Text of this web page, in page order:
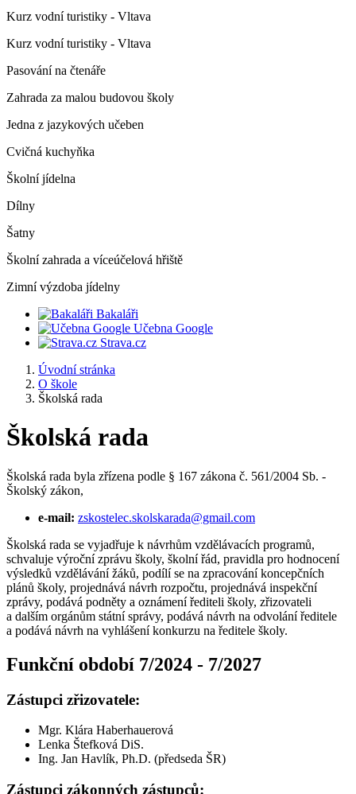
Kurz vodní turistiky - Vltava
Kurz vodní turistiky - Vltava
Pasování na čtenáře
Zahrada za malou budovou školy
Jedna z jazykových učeben
Cvičná kuchyňka
Školní jídelna
Dílny
Šatny
Školní zahrada a víceúčelová hřiště
Zimní výzdoba jídelny
Bakaláři
Učebna Google
Strava.cz
Úvodní stránka
O škole
Školská rada
Školská rada
Školská rada byla zřízena podle § 167 zákona č. 561/2004 Sb. -
Školský zákon,
e-mail: zskostelec.skolskarada@gmail.com
Školská rada se vyjadřuje k návrhům vzdělávacích programů,
schvaluje výroční zprávu školy, školní řád, pravidla pro hodnocení
výsledků vzdělávání žáků, podílí se na zpracování koncepčních
plánů školy, projednává návrh rozpočtu, projednává inspekční
zprávy, podává podněty a oznámení řediteli školy, zřizovateli
a dalším orgánům státní správy, podává návrh na odvolání ředitele
a podává návrh na vyhlášení konkurzu na ředitele školy.
Funkční období 7/2024 - 7/2027
Zástupci zřizovatele:
Mgr. Klára Haberhauerová
Lenka Štefková DiS.
Ing. Jan Havlík, Ph.D. (předseda ŠR)
Zástupci zákonných zástupců: